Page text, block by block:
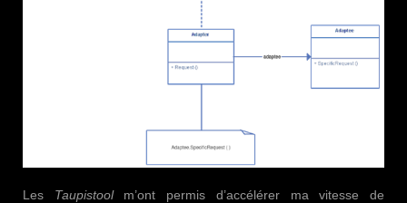
Les Taupistoolm’ont permis d’accélérer ma vitesse de